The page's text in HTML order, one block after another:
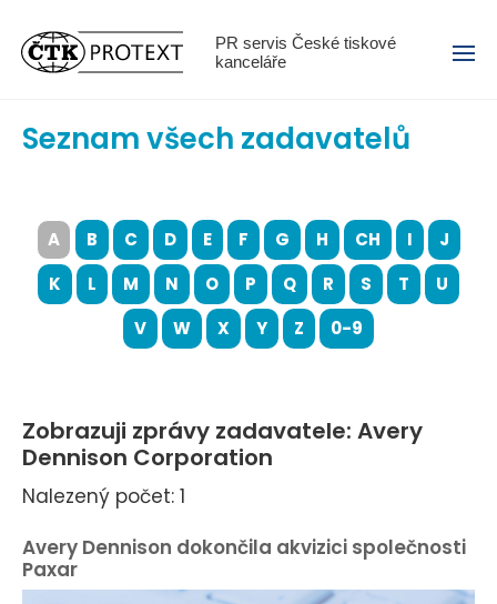
PR servis České tiskové
kanceláře
Menu
Seznam všech zadavatelů
A B C D E F G H CH I
J
K
L M N O P Q R S T
U
V
W X Y Z 0-9
Zobrazuji zprávy zadavatele: Avery
Dennison Corporation
Nalezený počet: 1
Avery Dennison dokončila akvizici společnosti
Paxar